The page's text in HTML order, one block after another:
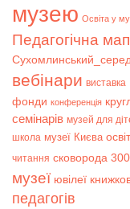
музею Освіта у
Педагогічна
вебінари виставка
фонди конференція
семінарів музей для
школа музеї Києва
читання сковорода 300
музеї ювілеї
педагогів